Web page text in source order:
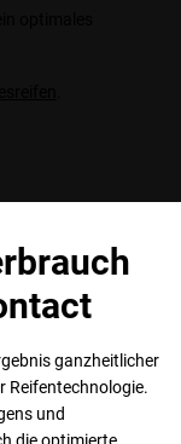
ganzheitlicher
Reifentechnologie.
und